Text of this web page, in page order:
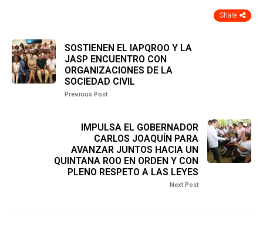
Share
SOSTIENEN EL IAPQROO Y LA
JASP ENCUENTRO CON
ORGANIZACIONES DE LA
SOCIEDAD CIVIL
Previous Post
IMPULSA EL GOBERNADOR
CARLOS JOAQUÍN PARA
AVANZAR JUNTOS HACIA UN
QUINTANA ROO EN ORDEN Y CON
PLENO RESPETO A LAS LEYES
Next Post